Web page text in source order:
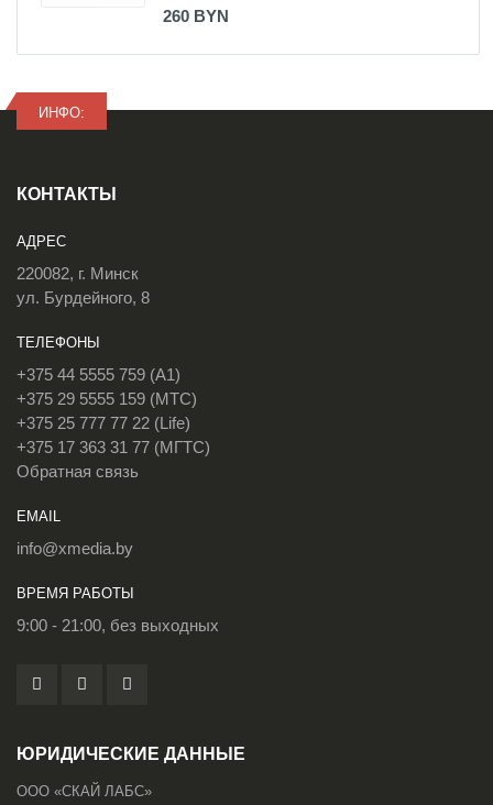
260 BYN
ИНФО:
КОНТАКТЫ
АДРЕС
220082, г. Минск
ул. Бурдейного, 8
ТЕЛЕФОНЫ
+375 44 5555 759 (A1)
+375 29 5555 159 (МТС)
+375 25 777 77 22 (Life)
+375 17 363 31 77 (МГТС)
Обратная связь
EMAIL
info@xmedia.by
ВРЕМЯ РАБОТЫ
9:00 - 21:00, без выходных
ЮРИДИЧЕСКИЕ ДАННЫЕ
ООО «СКАЙ ЛАБС»